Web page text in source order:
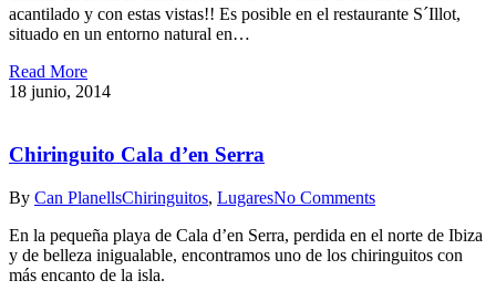
acantilado y con estas vistas!! Es posible en el restaurante S´Illot,
situado en un entorno natural en…
Read More
18 junio, 2014
Chiringuito Cala d’en Serra
By Can PlanellsChiringuitos, LugaresNo Comments
En la pequeña playa de Cala d’en Serra, perdida en el norte de Ibiza
y de belleza inigualable, encontramos uno de los chiringuitos con
más encanto de la isla.